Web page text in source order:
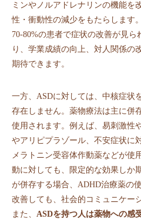
ミンやノルアドレナリンの機能を
性・衝動性の減少をもたらします
70-80%の患者で症状の改善が見ら
り、学業成績の向上、対人関係の
期待できます。
一方、ASDに対しては、中核症状
存在しません。薬物療法は主に併
使用されます。例えば、易刺激性
やアリピプラゾール、不安症状に
メラトニン受容体作動薬などが使
動に対しても、限定的な効果しか
が併存する場合、ADHD治療薬の
改善しても、社会的コミュニケー
また、 ASDを持つ人は薬物への感